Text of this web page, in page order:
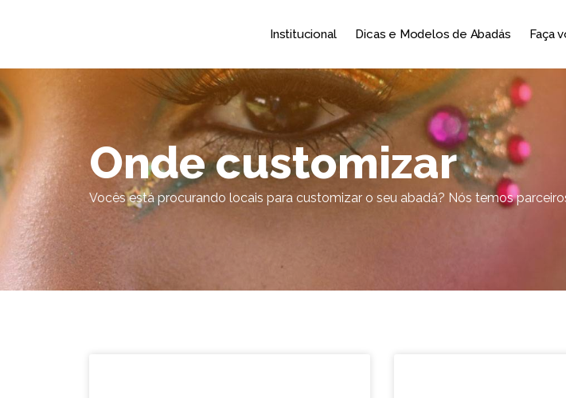
Institucional Dicas e Modelos de Abadás Faça
Onde customizar
Vocês está procurando locais para customizar o seu abadá? Nós temos